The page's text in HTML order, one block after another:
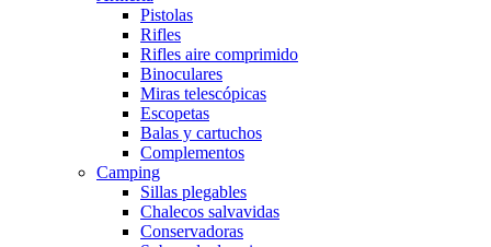
Pistolas
Rifles
Rifles aire comprimido
Binoculares
Miras telescópicas
Escopetas
Balas y cartuchos
Complementos
Camping
Sillas plegables
Chalecos salvavidas
Conservadoras